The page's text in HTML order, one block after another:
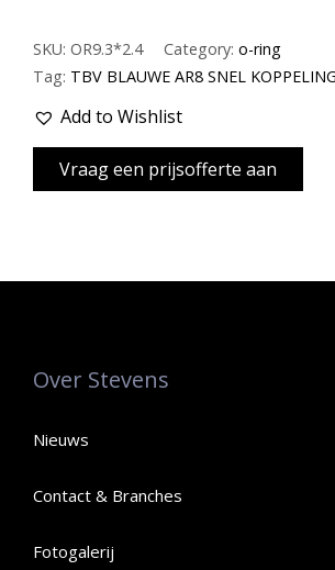
SKU: OR9.3*2.4 Category: o-ring
Tag: TBV BLAUWE AR8 SNEL KOPPELING
Add to Wishlist
Over Stevens
Nieuws
Contact & Branches
Fotogalerij